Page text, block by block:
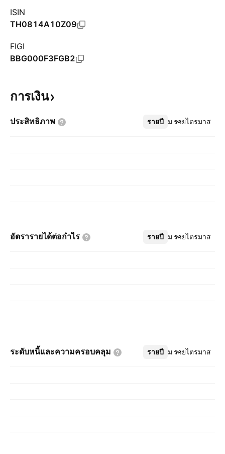
ISIN
TH0814A10Z09
FIGI
BBG000F3FGB2
การเงิน
ประสิทธิภาพ รายปี รายไตรมาส
เพิ่มเติม
อัตรารายได้ต่อกำไร รายปี รายไตรมาส
เพิ่มเติม
ระดับหนี้และความครอบคลุม รายปี รายไตรมาส
เพิ่มเติม